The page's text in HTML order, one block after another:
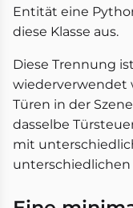
Entität eine
diese Klasse aus.
Diese Trennung
wiederverwendet
Türen in der
dasselbe
mit